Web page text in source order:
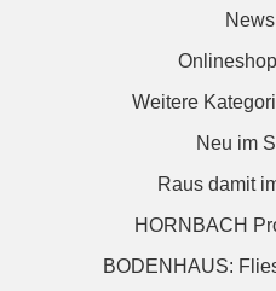
Weitere
Neu im
Raus damit
HORNBACH
BODENHAUS: